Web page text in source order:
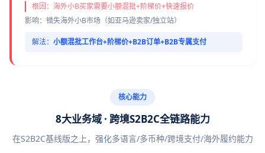
根因：海外小B买家需要小额混批+阶梯价+快速报价
影响：错失海外小B市场（如亚马逊卖家/独立站）
解法： 小额混批工作台+阶梯价+B2B订单+B2B专属支付
核心能力
8大业务域 · 跨境S2B2C全链路能力
在S2B2C基线版之上，强化多语言/多币种/跨境支付/海外履约能力